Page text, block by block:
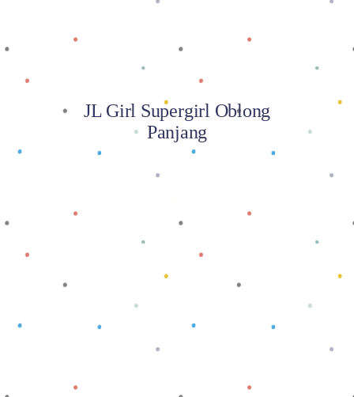
JL Girl Supergirl Oblong
Panjang
Baca selengkapnya